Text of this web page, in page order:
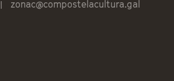
zonac@compostelacultura.gal